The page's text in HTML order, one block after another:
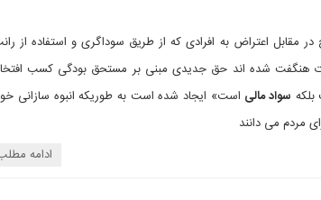
مقابل اعتراض به افرادی که از طریق سوداگری و استفاده از
شده اند حق جدیدی مبنی بر مستحق بودگی کسب
سواد مالی است» ایجاد شده است به طوریکه انبوه سازانی
مردم می دانند
ادامه